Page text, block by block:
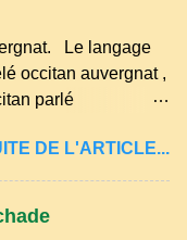
sur le bon coté,
de bouteilles de vin
de fourchettes
chemins. Quand
et se coupent,
carrefour qui a
Le langage
occitan auvergnat ,
parlé
central . Il
langues romanes
du nord-
de locuteurs
DE L'ARTICLE...